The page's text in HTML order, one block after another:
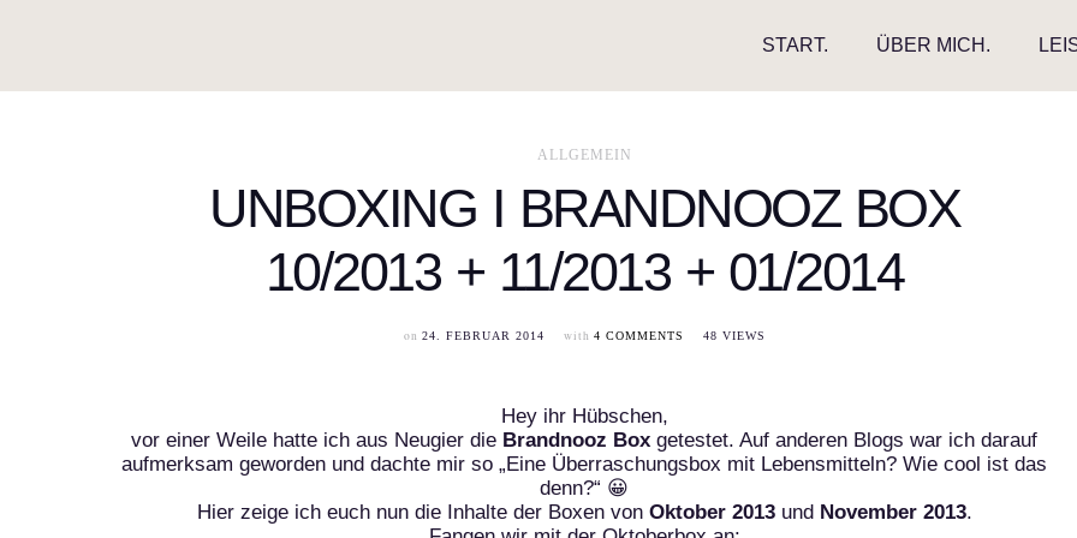
START. ÜBER MICH.
ALLGEMEIN
UNBOXING I BRANDNOOZ BOX
10/2013 + 11/2013 + 01/2014
on 24. FEBRUAR 2014 with 4 COMMENTS 48 VIEWS
Hey ihr Hübschen,
vor einer Weile hatte ich aus Neugier die Brandnooz Box getestet. Auf anderen Blogs war ich darauf
aufmerksam geworden und dachte mir so „Eine Überraschungsbox mit Lebensmitteln? Wie cool ist das
denn?“ 😀
Hier zeige ich euch nun die Inhalte der Boxen von Oktober 2013und November 2013.